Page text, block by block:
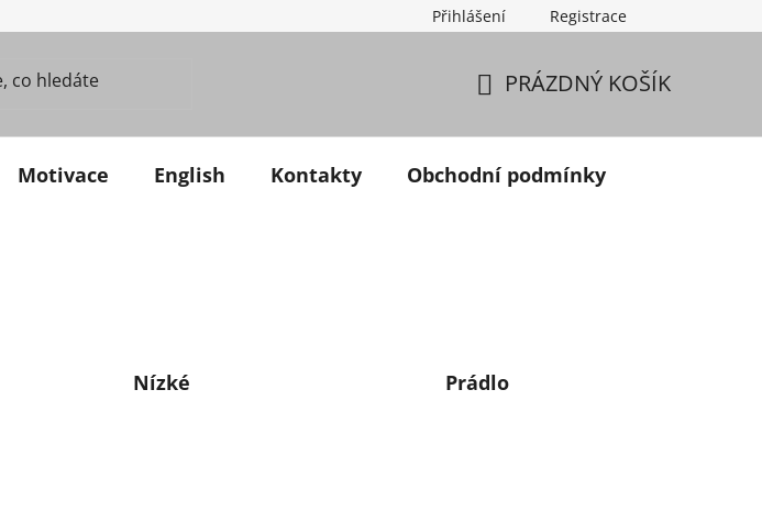
Přihlášení Registrace
PRÁZDNÝ KOŠÍK
Motivace English Kontakty Obchodní podmínky
Nízké Prádlo